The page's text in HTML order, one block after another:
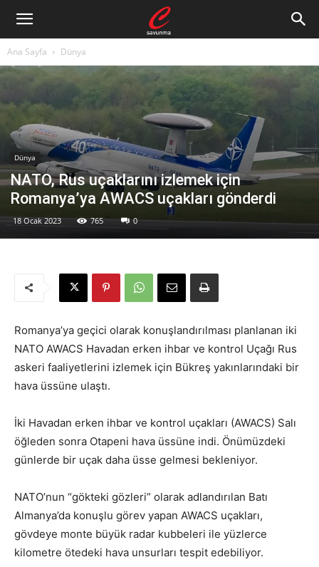
Ana Sayfa Dünya
Dünya
NATO, Rus uçaklarını izlemek için
Romanya’ya AWACS uçakları gönderdi
18 Ocak 2023 765 0
Romanya’ya geçici olarak konuşlandırılması planlanan iki
NATO AWACS Havadan erken ihbar ve kontrol Uçağı Rus
askeri faaliyetlerini izlemek için Bükreş yakınlarındaki bir
hava üssüne ulaştı.
İki Havadan erken ihbar ve kontrol uçakları (AWACS) Salı
öğleden sonra Otapeni hava üssüne indi. Önümüzdeki
günlerde bir uçak daha üsse gelmesi bekleniyor.
NATO’nun “gökteki gözleri” olarak adlandırılan Batı
Almanya’da konuşlu görev yapan AWACS uçakları,
gövdeye monte büyük radar kubbeleri ile yüzlerce
kilometre ötedeki hava unsurları tespit edebiliyor.